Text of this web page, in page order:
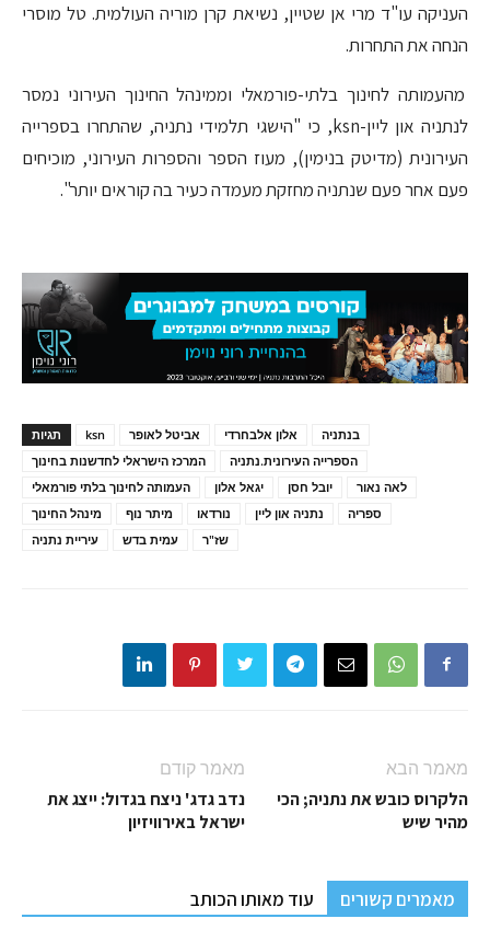
העניקה עו"ד מרי אן שטיין, נשיאת קרן מוריה העולמית. טל מוסרי
הנחה את התחרות.
מהעמותה לחינוך בלתי-פורמאלי וממינהל החינוך העירוני נמסר
לנתניה און ליין-ksn, כי "הישגי תלמידי נתניה, שהתחרו בספרייה
העירונית (מדיטק בנימין), מעוז הספר והספרות העירוני, מוכיחים
פעם אחר פעם שנתניה מחזקת מעמדה כעיר בה קוראים יותר".
תגיות ksn אביטל לאופר אלון אלבחרדי
בנתניה
המרכז הישראלי לחדשנות בחינוך
הספרייה העירונית.נתניה
העמותה לחינוך בלתי פורמאלי
יגאל אלון יובל חסן
לאה נאור
מינהל החינוך
מיתר נוף נורדאו נתניה און ליין
ספריה
עיריית נתניה
עמית בדש שז"ר
מאמר קודם
נדב גדג' ניצח בגדול: ייצג את
ישראל באירוויזיון
מאמר הבא
הלקרוס כובש את נתניה; הכי
מהיר שיש
מאמרים קשורים עוד מאותו הכותב